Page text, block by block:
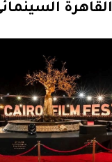
القاهرة